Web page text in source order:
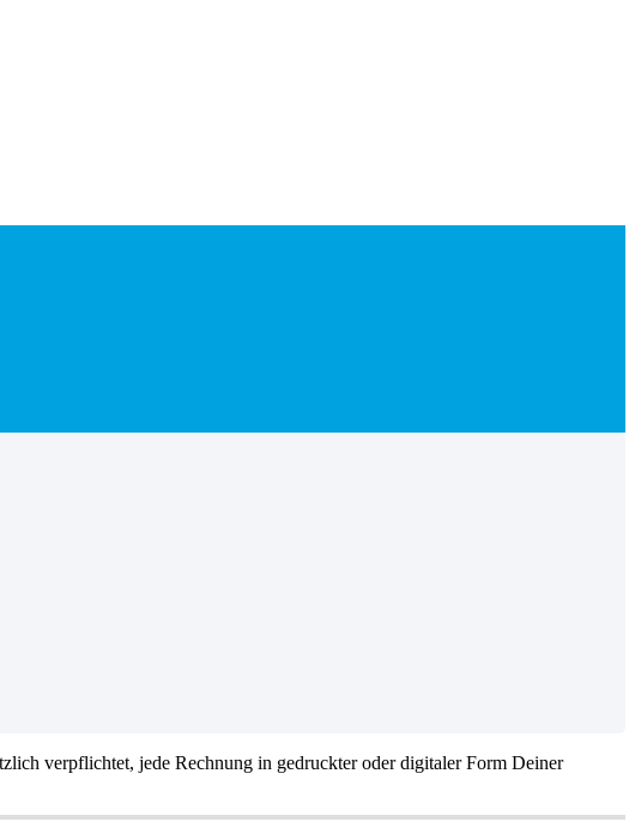
verpflichtet, jede Rechnung in gedruckter oder digitaler Form Deiner